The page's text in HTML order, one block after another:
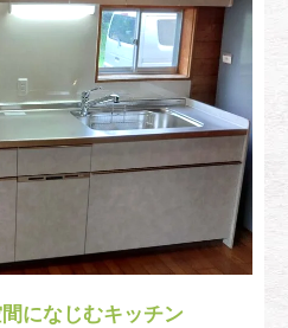
になじむキッチン